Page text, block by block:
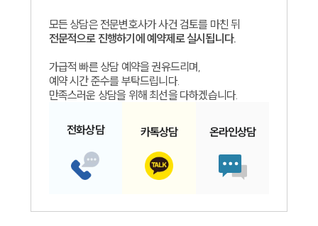
인재채용
만화로 보는 사례
모든 상담은 전문변호사가 사건 검토를 마친 뒤
전문적으로 진행하기에 예약제로 실시됩니다.
가급적 빠른 상담 예약을 권유드리며,
예약 시간 준수를 부탁드립니다.
만족스러운 상담을 위해 최선을 다하겠습니다.
전화상담 카톡상담 온라인상담